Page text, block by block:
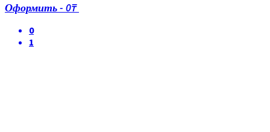
Оформить- 0₸
0
1